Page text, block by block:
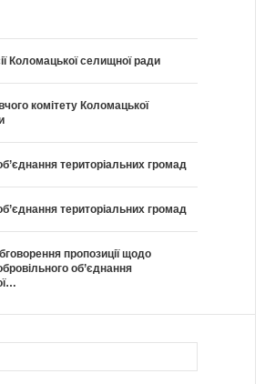
Коломацької селищної ради
комітету Коломацької
територіальних громад
територіальних громад
пропозиції щодо
об’єднання